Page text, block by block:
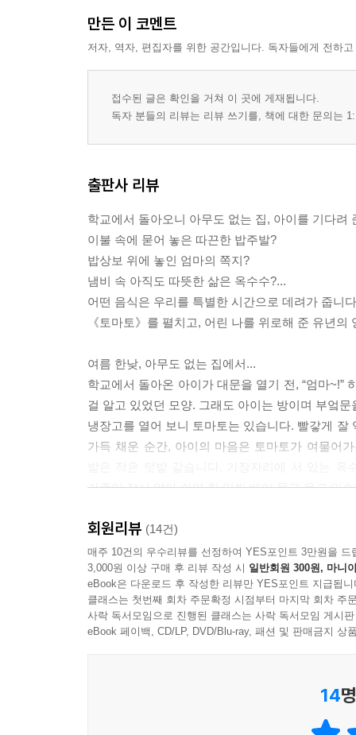
만든 이 코멘트
저자, 역자, 편집자를 위한 공간입니다. 독자들에게 전하
접수된 글은 확인을 거쳐 이 곳에 게재됩니다.
독자 분들의 리뷰는 리뷰 쓰기를, 책에 대한 문의는
출판사 리뷰
학교에서 돌아오니 아무도 없는 집, 아이를 기다려
이불 속에 묻어 놓은 따끈한 밥주발?
밥상보 위에 놓인 엄마의 쪽지?
냄비 속 아직도 따뜻한 삶은 옥수수?...
어떤 음식은 우리를 특별한 시간으로 데려가 줍니
《토마토》를 펼치고, 어린 나를 위로해 준 유년의
여름 한낮, 아무도 없는 집에서...
학교에서 돌아온 아이가 대문을 열기 전, “엄마
걸 알고 있었던 모양. 그래도 아이는 방이며 부엌
냉장고를 열어 보니 토마토는 있습니다. 빨갛게
가득 채운 순간, 아이의 마음은 토마토가 여물어
가족이 잠시 앉아 쉬며 한 입씩 베어 물고 웃고 있
토마토라도 웃으며 반겨 준다면...
‘나는 토마토가 좋다.’ 그 기억이 아이는 무척 좋
수국이며 접시꽃, 맨드라미, 봉숭아, 채송화... 실
팔락이고 있었을 텐데. 나무가 손을 흔들어 준
어느새 구름처럼 하늘에 둥둥 떠 있습니다. 지저귀
어디론가 일하러 나가 있을 수 있겠지요. 혹 엄
회원리뷰 (14건)
매주 10건의 우수리뷰를 선정하여 YES포인트 3만원을 드
3,000원 이상 구매 후 리뷰 작성 시 일반회원 300원, 마니
eBook은 다운로드 후 작성한 리뷰만 YES포인트 지급됩니
클래스는 첫번째 회차 주문확정 시점부터 마지막 회차 주
사락 독서모임으로 진행된 클래스는 사락 독서모임 게시
eBook 페이백, CD/LP, DVD/Blu-ray, 패션 및 판매금지 상
14